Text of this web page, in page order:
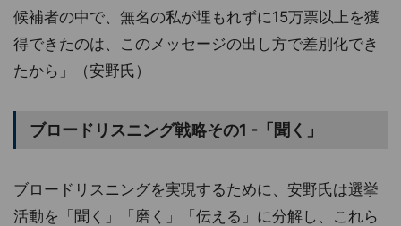
候補者の中で、無名の私が埋もれずに15万票以上を獲
得できたのは、このメッセージの出し方で差別化でき
たから」（安野氏）
ブロードリスニング戦略その1 -「聞く」
ブロードリスニングを実現するために、安野氏は選挙
活動を「聞く」「磨く」「伝える」に分解し、これら